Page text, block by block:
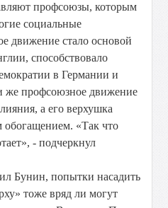
профсоюзы, которым
социальные
движение стало основой
способствовало
в Германии и
же профсоюзное движение
а его верхушка
обогащением. «Так что
- подчеркнул
Бунин, попытки насадить
тоже вряд ли могут